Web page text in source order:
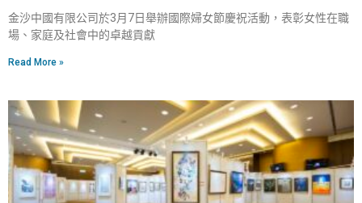
金沙中國有限公司於3月7日舉辦國際婦女節慶祝活動，表彰女性在職
場、家庭及社會中的卓越貢獻
Read More »